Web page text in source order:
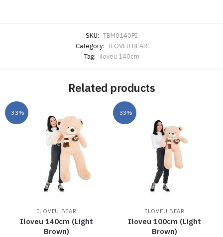
SKU: TBM0140PI
Category: ILOVEU BEAR
Tag: iloveu 140cm
Related products
-33%
ILOVEU BEAR
Iloveu 140cm (Light
Brown)
-33%
ILOVEU BEAR
Iloveu 100cm (Light
Brown)